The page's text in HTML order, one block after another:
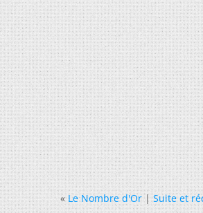
« Le Nombre d'Or|Suite et